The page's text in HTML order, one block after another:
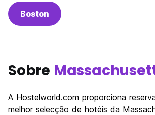
Boston
Sobre
A Hostelworld.com proporciona
melhor selecção de hotéis da